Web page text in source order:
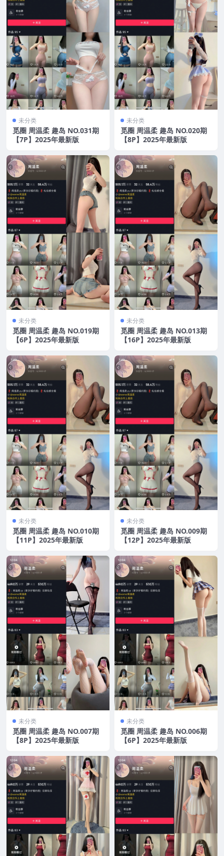
未分类
觅圈 周温柔 趣岛 NO.031期
【7P】2025年最新版
未分类
觅圈 周温柔 趣岛 NO.020期
【8P】2025年最新版
未分类
觅圈 周温柔 趣岛 NO.019期
【6P】2025年最新版
未分类
觅圈 周温柔 趣岛 NO.013期
【16P】2025年最新版
未分类
觅圈 周温柔 趣岛 NO.010期
【11P】2025年最新版
未分类
觅圈 周温柔 趣岛 NO.009期
【12P】2025年最新版
未分类
觅圈 周温柔 趣岛 NO.007期
【8P】2025年最新版
未分类
觅圈 周温柔 趣岛 NO.006期
【6P】2025年最新版